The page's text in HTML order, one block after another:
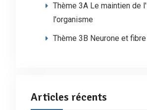
Thème 3A Le maintien de
l'organisme
Thème 3B Neurone et
Articles récents